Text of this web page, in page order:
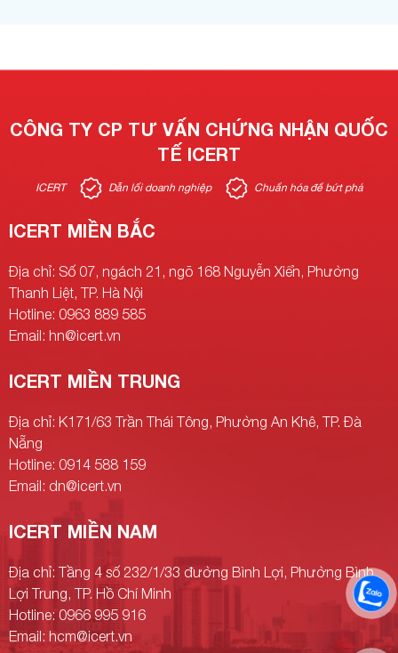
CÔNG TY CP TƯ VẤN CHỨNG NHẬN QUỐC
TẾ ICERT
ICERT Dẫn lối doanh nghiệp Chuẩn hóa để bứt phá
ICERT MIỀN BẮC
Địa chỉ: Số 07, ngách 21, ngõ 168 Nguyễn Xiển, Phường
Thanh Liệt, TP. Hà Nội
Hotline: 0963 889 585
Email: hn@icert.vn
ICERT MIỀN TRUNG
Địa chỉ: K171/63 Trần Thái Tông, Phường An Khê, TP. Đà
Nẵng
Hotline: 0914 588 159
Email: dn@icert.vn
ICERT MIỀN NAM
Địa chỉ: Tầng 4 số 232/1/33 đường Bình Lợi, Phường Bình
Lợi Trung, TP. Hồ Chí Minh
Hotline: 0966 995 916
Email: hcm@icert.vn